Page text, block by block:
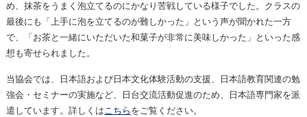
め、抹茶をうまく泡立てるのにかなり苦戦している様子でした。クラスの
最後にも「上手に泡を立てるのが難しかった」という声が聞かれた一方
で、「お茶と一緒にいただいた和菓子が非常に美味しかった」といった感
想も寄せられました。
当協会では、日本語および日本文化体験活動の支援、日本語教育関連の勉
強会・セミナーの実施など、日台交流活動促進のため、日本語専門家を派
遣しています。詳しくはこちら をご覧ください。